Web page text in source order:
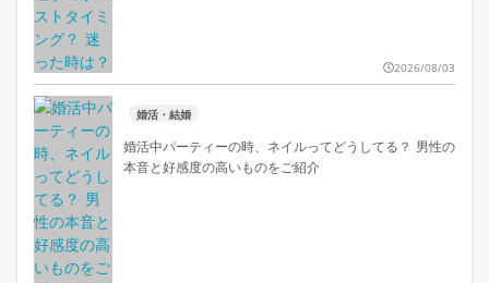
2026/08/03
婚活・結婚
婚活中パーティーの時、ネイルってどうしてる？ 男性の
本音と好感度の高いものをご紹介